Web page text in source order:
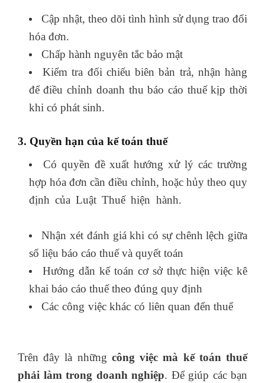
Cập nhật, theo dõi tình hình sử dụng trao đổi
hóa đơn.
Chấp hành nguyên tắc bảo mật
Kiểm tra đối chiếu biên bản trả, nhận hàng
để điều chỉnh doanh thu báo cáo thuế kịp thời
khi có phát sinh.
3. Quyền hạn của kế toán thuế
Có quyền đề xuất hướng xử lý các trường
hợp hóa đơn cần điều chỉnh, hoặc hủy theo quy
định của Luật Thuế hiện hành.
Nhận xét đánh giá khi có sự chênh lệch giữa
số liệu báo cáo thuế và quyết toán
Hướng dẫn kế toán cơ sở thực hiện việc kê
khai báo cáo thuế theo đúng quy định
Các công việc khác có liên quan đến thuế
Trên đây là những công việc mà kế toán thuế
phải làm trong doanh nghiệp. Để giúp các bạn